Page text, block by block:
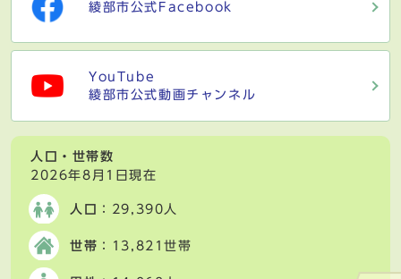
綾部市公式Facebook
YouTube
綾部市公式動画チャンネル
人口・世帯数
2026年8月1日現在
人口 ：29,390人
世帯 ：13,821世帯